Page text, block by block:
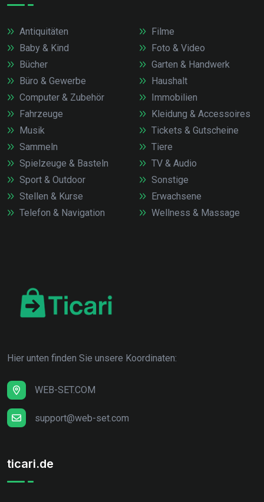
Antiquitäten
Baby & Kind
Bücher
Büro & Gewerbe
Computer & Zubehör
Fahrzeuge
Filme
Foto & Video
Garten & Handwerk
Haushalt
Immobilien
Kleidung & Accessoires
Musik
Sammeln
Spielzeuge & Basteln
Sport & Outdoor
Stellen & Kurse
Telefon & Navigation
Tickets & Gutscheine
Tiere
TV & Audio
Sonstige
Erwachsene
Wellness & Massage
Hier unten finden Sie unsere Koordinaten:
WEB-SET.COM
support@web-set.com
ticari.de